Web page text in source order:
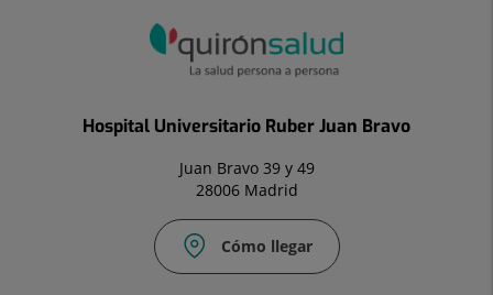
Hospital Universitario Ruber Juan Bravo
Juan Bravo 39 y 49
28006 Madrid
Cómo llegar